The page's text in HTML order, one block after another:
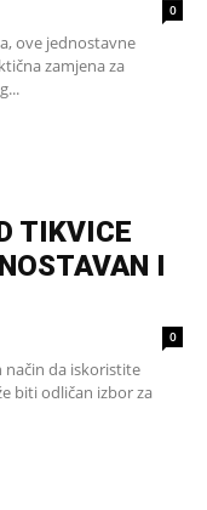
0
ove jednostavne
zamjena za
TIKVICE
I
0
način da iskoristite
biti odličan izbor za